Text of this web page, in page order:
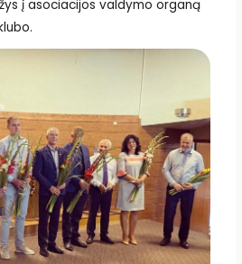
į asociacijos valdymo organą